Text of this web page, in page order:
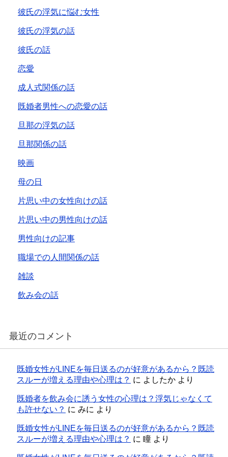
彼氏の浮気に悩む女性
彼氏の浮気の話
彼氏の話
恋愛
成人式関係の話
既婚者男性への恋愛の話
旦那の浮気の話
旦那関係の話
映画
母の日
片思い中の女性向けの話
片思い中の男性向けの話
男性向けの記事
職場での人間関係の話
雑談
飲み会の話
最近のコメント
既婚女性がLINEを毎日送るのが好意があるから？既読
スルーが増える理由や心理は？ に よしたか より
既婚者を飲み会に誘う女性の心理は？浮気じゃなくて
も許せない？ に みに より
既婚女性がLINEを毎日送るのが好意があるから？既読
スルーが増える理由や心理は？ に 瞳 より